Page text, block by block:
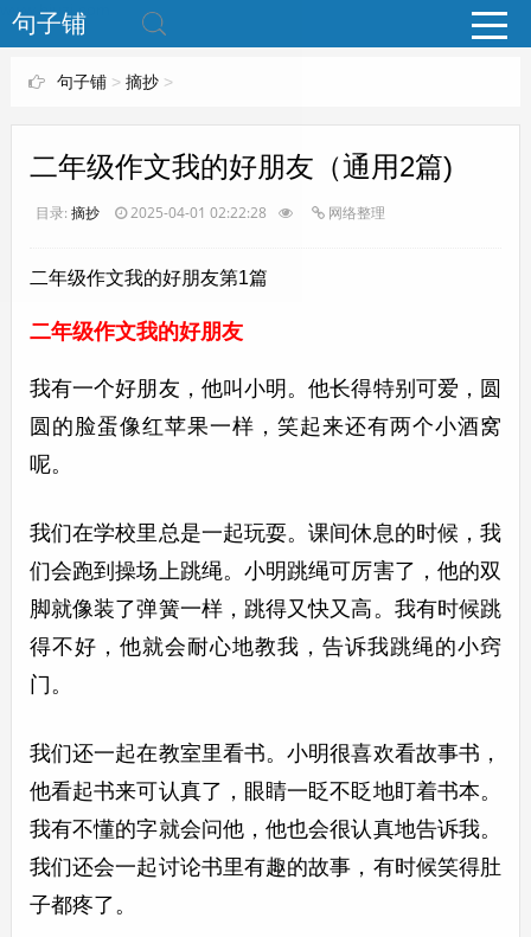
www.bjuzi.com
句子铺
句子铺> 摘抄>
二年级作文我的好朋友（通用2篇)
目录: 摘抄 2025-04-01 02:22:28 网络整理
二年级作文我的好朋友第1篇
二年级作文我的好朋友
我有一个好朋友，他叫小明。他长得特别可爱，圆
圆的脸蛋像红苹果一样，笑起来还有两个小酒窝
呢。
我们在学校里总是一起玩耍。课间休息的时候，我
们会跑到操场上跳绳。小明跳绳可厉害了，他的双
脚就像装了弹簧一样，跳得又快又高。我有时候跳
得不好，他就会耐心地教我，告诉我跳绳的小窍
门。
我们还一起在教室里看书。小明很喜欢看故事书，
他看起书来可认真了，眼睛一眨不眨地盯着书本。
我有不懂的字就会问他，他也会很认真地告诉我。
我们还会一起讨论书里有趣的故事，有时候笑得肚
子都疼了。